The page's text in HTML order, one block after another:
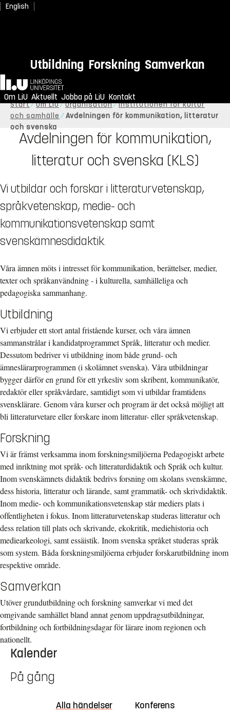
English
Utbildning Forskning Samverkan
Hem
Om LiU Aktuellt Jobba på LiU Kontakt
Start Om LiU Organisation
Institutionen för kultur
och samhälle
Avdelningen för kommunikation, litteratur
och svenska
Avdelningen för kommunikation,
litteratur och svenska (KLS)
Vi utbildar och forskar i litteraturvetenskap,
språkvetenskap, medie- och
kommunikationsvetenskap samt
svenskämnesdidaktik.
Våra ämnen möts i intresset för kommunikation, berättelser, medier,
texter och språkanvändning - i kulturella, samhälleliga och
pedagogiska sammanhang.
Utbildning
Vi erbjuder ett stort antal fristående kurser, och våra ämnen
sammanstrålar i kandidatprogrammet Språk, litteratur och medier.
Dessutom bedriver vi utbildning inom både grund- och
ämneslärarprogrammen (i skolämnet svenska). Våra utbildningar
bygger därför en grund för ett yrkesliv som skribent, kommunikatör,
redaktör eller språkvårdare, samtidigt som vi utbildar framtidens
svensklärare. Genom våra kurser och program är det också möjligt att
bli litteraturvetare eller forskare inom litteratur- eller språkvetenskap.
Forskning
Vi är främst verksamma inom forskningsmiljöerna Pedagogiskt arbete
med inriktning mot språk- och litteraturdidaktik och Språk och kultur.
Inom svenskämnets didaktik bedrivs forsning om skolans svenskämne,
dess historia, litteratur och lärande, samt grammatik- och skrivdidaktik.
Inom medie- och kommunikationsvetenskap står mediers plats i
offentligheten i fokus. Inom litteraturvetenskap studeras litteratur och
dess relation till plats och skrivande, ekokritik, mediehistoria och
mediearkeologi, samt essäistik. Inom svenska språket studeras språk
som system. Båda forskningsmiljöerna erbjuder forskarutbildning inom
respektive område.
Samverkan
Utöver grundutbildning och forskning samverkar vi med det
omgivande samhället bland annat genom uppdragsutbildningar,
fortbildning och fortbildningsdagar för lärare inom regionen och
nationellt.
Kalender
På gång
Alla händelser Konferens